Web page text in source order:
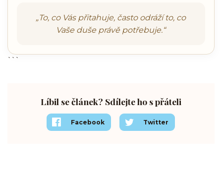
„To, co Vás přitahuje, často odráží to, co
Vaše duše právě potřebuje.“
```
Líbil se článek? Sdílejte ho s přáteli
Facebook Twitter